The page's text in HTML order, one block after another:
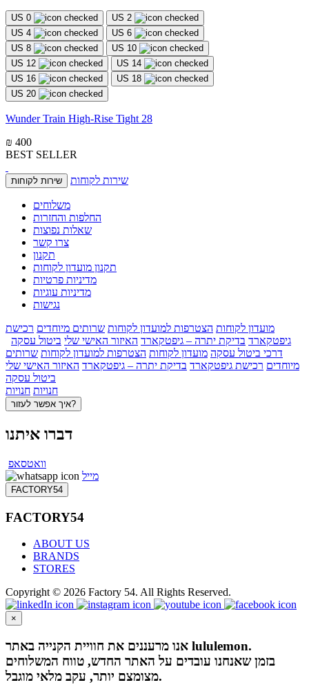
US 0
US 2
US 4
US 6
US 8
US 10
US 12
US 14
US 16
US 18
US 20
Wunder Train High-Rise Tight 28
₪ 400
BEST SELLER
שירות לקוחות שירות לקוחות
משלוחים
החלפות והחזרות
שאלות נפוצות
צרו קשר
תקנון
תקנון מועדון לקוחות
מדיניות פרטיות
מדיניות עוגיות
נגישות
מועדון לקוחות הצטרפות למועדון לקוחות שרותים מיוחדים רכישת
גיפטקארד בדיקת יתרה – גיפטקארד האיזור האישי שלי ביטול עסקה
דרכי ביטול עסקה מועדון לקוחות הצטרפות למועדון לקוחות שרותים
מיוחדים רכישת גיפטקארד בדיקת יתרה – גיפטקארד האיזור האישי שלי
ביטול עסקה
חנויות חנויות
איך אפשר לעזור?
דברו איתנו
וואטסאפ
מייל
FACTORY54
FACTORY54
ABOUT US
BRANDS
STORES
Copyright © 2026 Factory 54. All Rights Reserved.
×
אנו מרעננים את חוויית הקנייה באתר lululemon.
בזמן שאנחנו עובדים על האתר החדש, טווח המשלוחים
מצומצם יותר, עקב מלאי מוגבל.